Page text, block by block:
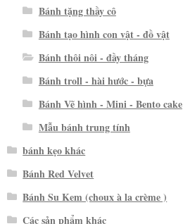
Bánh tặng thầy cô
Bánh tạo hình con vật - đồ vật
Bánh thôi nôi - đầy tháng
Bánh troll - hài hước - bựa
Bánh Vẽ hình - Mini - Bento cake
Mẫu bánh trung tính
bánh kẹo khác
Bánh Red Velvet
Bánh Su Kem (choux à la crème )
Các sản phẩm khác